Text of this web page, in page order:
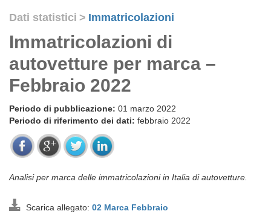
Dati statistici > Immatricolazioni
Immatricolazioni di
autovetture per marca –
Febbraio 2022
Periodo di pubblicazione: 01 marzo 2022
Periodo di riferimento dei dati: febbraio 2022
Analisi per marca delle immatricolazioni in Italia di autovetture.
Scarica allegato: 02 Marca Febbraio